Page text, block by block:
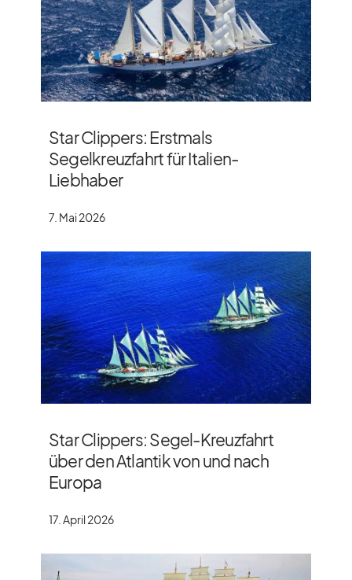
Star Clippers: Erstmals
Segelkreuzfahrt für Italien-
Liebhaber
7. Mai 2026
Star Clippers: Segel-Kreuzfahrt
über den Atlantik von und nach
Europa
17. April 2026